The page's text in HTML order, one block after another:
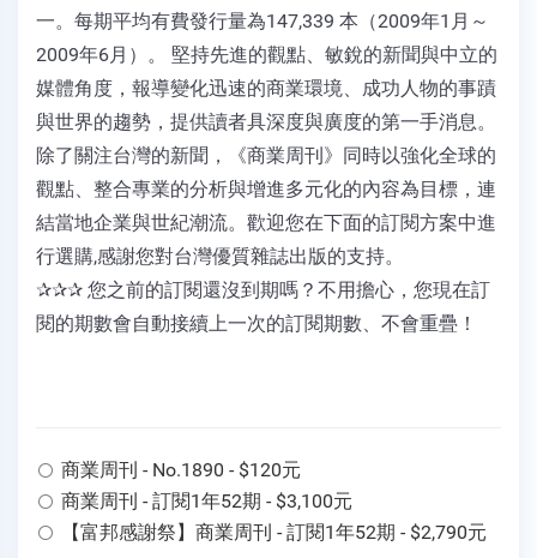
一。每期平均有費發行量為147,339 本（2009年1月～
2009年6月）。 堅持先進的觀點、敏銳的新聞與中立的
媒體角度，報導變化迅速的商業環境、成功人物的事蹟
與世界的趨勢，提供讀者具深度與廣度的第一手消息。
除了關注台灣的新聞，《商業周刊》同時以強化全球的
觀點、整合專業的分析與增進多元化的內容為目標，連
結當地企業與世紀潮流。歡迎您在下面的訂閱方案中進
行選購,感謝您對台灣優質雜誌出版的支持。
✰✰✰ 您之前的訂閱還沒到期嗎？不用擔心，您現在訂
閱的期數會自動接續上一次的訂閱期數、不會重疊！
商業周刊 - No.1890 - $120元
商業周刊 - 訂閱1年52期 - $3,100元
【富邦感謝祭】商業周刊 - 訂閱1年52期 - $2,790元